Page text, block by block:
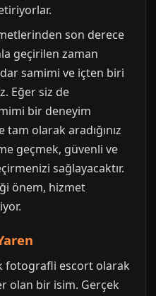
son derece
geçirilen zaman
samimi ve içten biri
Eğer siz de
bir deneyim
olarak aradığınız
geçmek, güvenli ve
sağlayacaktır.
önem, hizmet
fotografli escort olarak
olan bir isim. Gerçek